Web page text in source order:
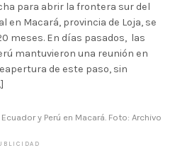
para abrir la frontera sur del
en Macará, provincia de Loja, se
meses. En días pasados, las
mantuvieron una reunión en
de este paso, sin
y Perú en Macará. Foto: Archivo